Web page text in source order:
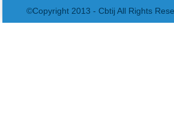
©Copyright 2013 - Cbtij All Rights